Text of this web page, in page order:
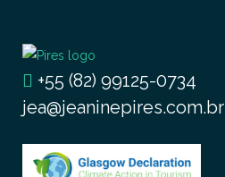
+55 (82) 99125-0734
jea@jeaninepires.com.br